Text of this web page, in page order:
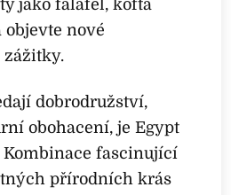
jako falafel, kofta
objevte nové
zážitky.
dobrodružství,
obohacení, je Egypt
fascinující
přírodních krás